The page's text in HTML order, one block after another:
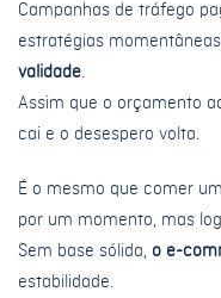
Campanhas de tráfego
estratégias
validade.
Assim que o orçamento
cai e o desespero volta.
É o mesmo que comer
por um momento, mas
Sem base sólida, o e-
estabilidade.